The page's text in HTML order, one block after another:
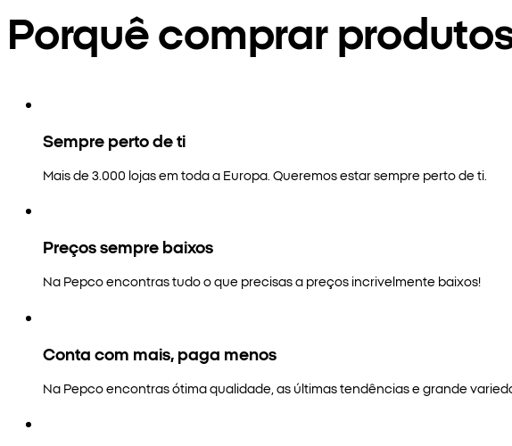
Porquê comprar
Sempre perto de ti
Mais de 3.000 lojas em toda a Europa. Queremos estar sempre perto de ti.
Preços sempre baixos
Na Pepco encontras tudo o que precisas a preços incrivelmente baixos!
Conta com mais, paga menos
Na Pepco encontras ótima qualidade, as últimas tendências e grande